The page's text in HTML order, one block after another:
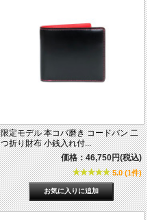
限定モデル 本コバ磨き コードバン 二
つ折り財布 小銭入れ付...
価格：46,750円(税込)
5.0 (1件)